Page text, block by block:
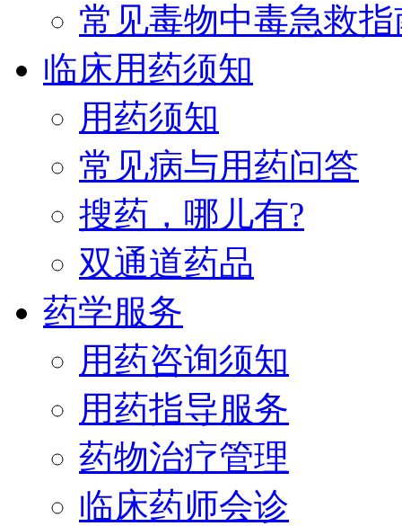
常见毒物中毒急救指
临床用药须知
用药须知
常见病与用药问答
搜药，哪儿有?
双通道药品
药学服务
用药咨询须知
用药指导服务
药物治疗管理
临床药师会诊